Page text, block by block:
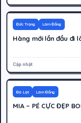
400K
Đức Trọng Lâm Đồng
Hàng mới lần đầu đi
Cập nhật
1000K
Đà Lạt Lâm Đồng
MIA – PÉ CỰC ĐẸP